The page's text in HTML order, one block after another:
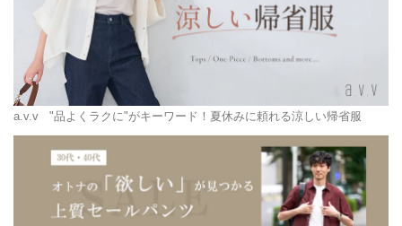
a.v.v "品よくラクに"がキーワード！夏休みに頼れる涼しい帰省服